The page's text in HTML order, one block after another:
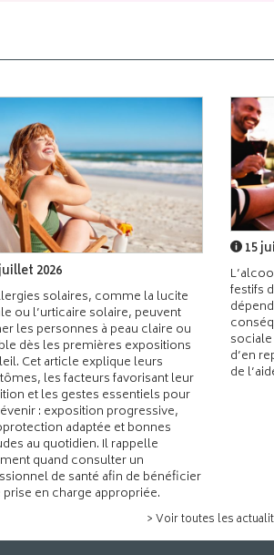
2026
solaires, comme la lucite
ou l’urticaire solaire, peuvent
les personnes à peau claire ou
dès les premières expositions
Cet article explique leurs
les facteurs favorisant leur
et les gestes essentiels pour
: exposition progressive,
adaptée et bonnes
au quotidien. Il rappelle
quand consulter un
de santé afin de bénéficier
prise en charge appropriée.
15
festifs
d’en
de
> Voir toutes les